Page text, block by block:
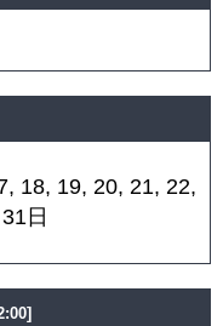
18, 19, 20, 21, 22,
日